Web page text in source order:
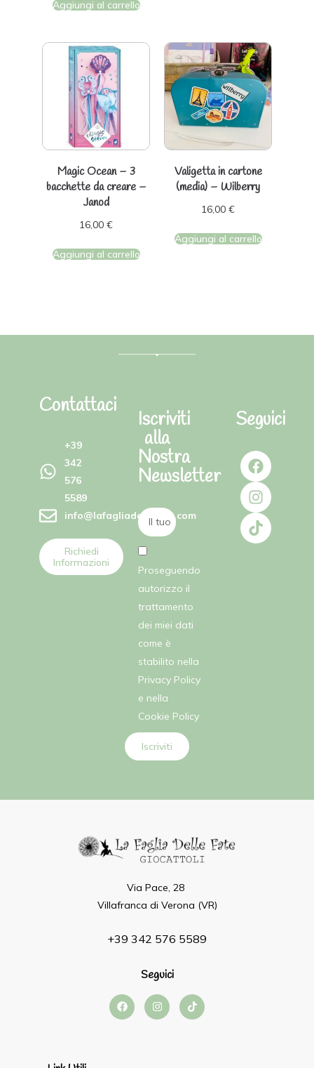
Aggiungi al carrello
Magic Ocean – 3
bacchette da creare –
Janod
16,00 €
Aggiungi al carrello
Valigetta in cartone
(media) – Wilberry
16,00 €
Aggiungi al carrello
Contattaci
+39
342
576
5589
info@lafagliadellefate.com
Richiedi
Informazioni
Iscriviti
alla
Nostra
Newsletter
Proseguendo
autorizzo il
trattamento
dei miei dati
come è
stabilito nella
Privacy Policy
e nella
Cookie Policy
Iscriviti
Seguici
Via Pace, 28
Villafranca di Verona (VR)
+39 342 576 5589
Seguici